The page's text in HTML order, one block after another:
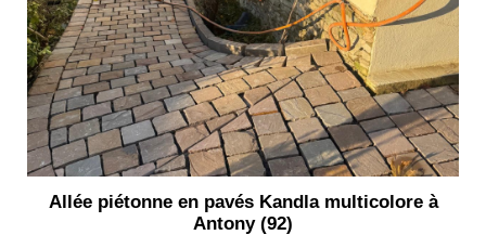
Allée piétonne en pavés Kandla multicolore à
Antony (92)